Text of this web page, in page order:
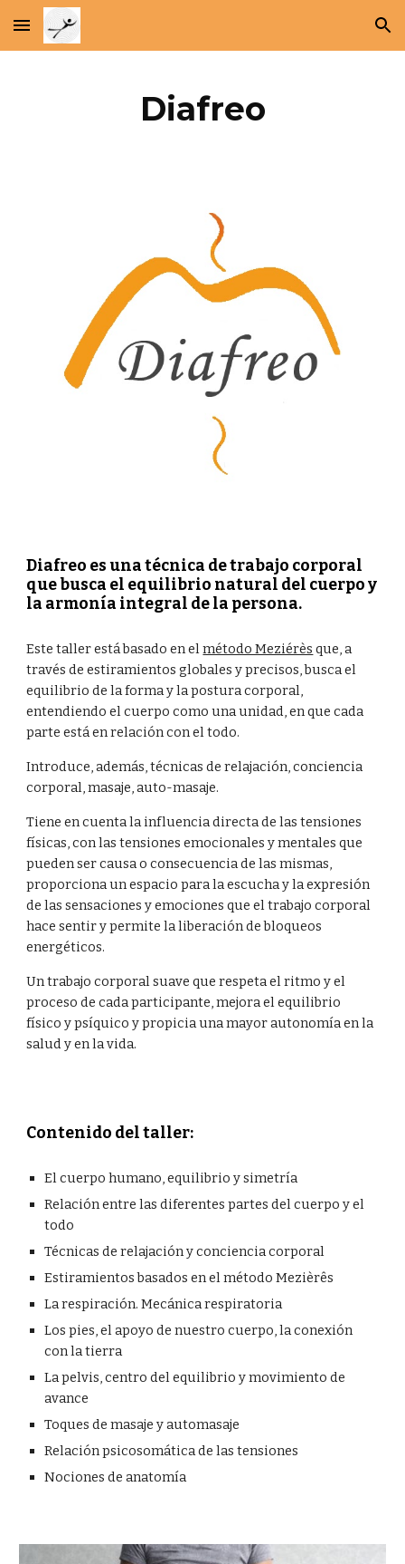
Skip to main content Skip to navigation
Diafreo
Diafreo es una técnica de trabajo corporal
que busca el equilibrio natural del cuerpo y
la armonía integral de la persona.
Este taller está basado en el método Meziérès que, a
través de estiramientos globales y precisos, busca el
equilibrio de la forma y la postura corporal,
entendiendo el cuerpo como una unidad, en que cada
parte está en relación con el todo.
Introduce, además, técnicas de relajación, conciencia
corporal, masaje, auto-masaje.
Tiene en cuenta la influencia directa de las tensiones
físicas, con las tensiones emocionales y mentales que
pueden ser causa o consecuencia de las mismas,
proporciona un espacio para la escucha y la expresión
de las sensaciones y emociones que el trabajo corporal
hace sentir y permite la liberación de bloqueos
energéticos.
Un trabajo corporal suave que respeta el ritmo y el
proceso de cada participante, mejora el equilibrio
físico y psíquico y propicia una mayor autonomía en la
salud y en la vida.
Contenido del taller:
El cuerpo humano, equilibrio y simetría
Relación entre las diferentes partes del cuerpo y el
todo
Técnicas de relajación y conciencia corporal
Estiramientos basados en el método Mezièrês
La respiración. Mecánica respiratoria
Los pies, el apoyo de nuestro cuerpo, la conexión
con la tierra
La pelvis, centro del equilibrio y movimiento de
avance
Toques de masaje y automasaje
Relación psicosomática de las tensiones
Nociones de anatomía